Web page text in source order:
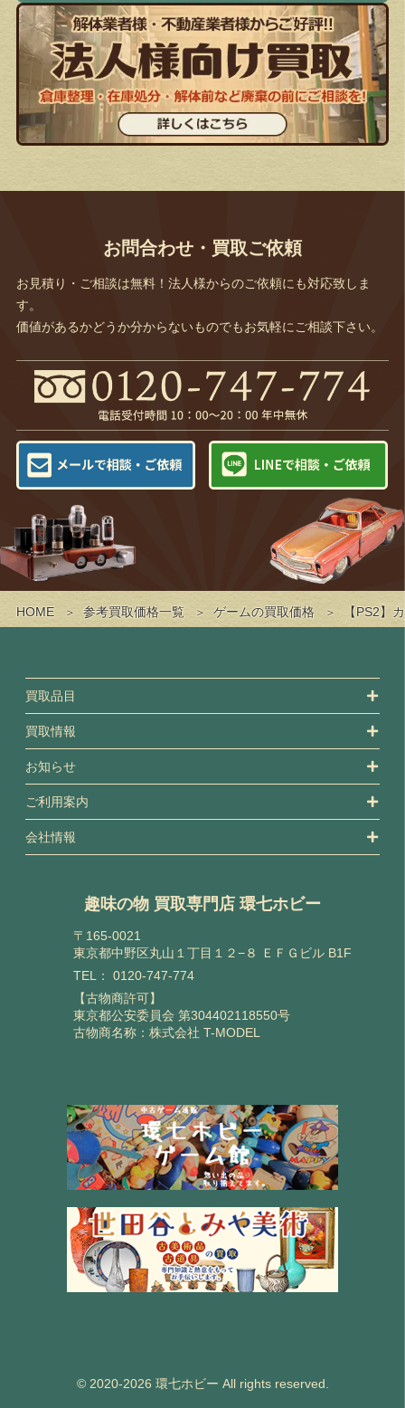
HOME 参考買取価格一覧 ゲームの買取価格 【PS2】
お問合わせ・買取ご依頼
お見積り・ご相談は無料！法人様からのご依頼にも対応致しま
す。
価値があるかどうか分からないものでもお気軽にご相談下さい。
買取品目
買取情報
お知らせ
ご利用案内
会社情報
趣味の物 買取専門店 環七ホビー
〒165-0021
東京都中野区丸山１丁目１２−８ ＥＦＧビル B1F
TEL： 0120-747-774
【古物商許可】
東京都公安委員会 第304402118550号
古物商名称：株式会社 T-MODEL
© 2020-2026 環七ホビー All rights reserved.